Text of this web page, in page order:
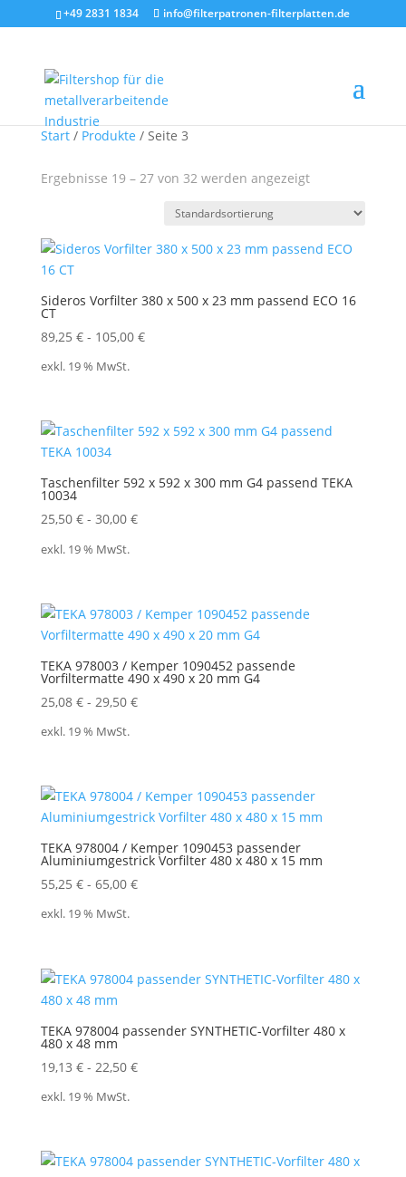
+49 2831 1834 info@filterpatronen-filterplatten.de
Start/ Produkte / Seite 3
Ergebnisse 19 – 27 von 32 werden angezeigt
Sideros Vorfilter 380 x 500 x 23 mm passend ECO 16
CT
89,25 €- 105,00 €
exkl. 19 % MwSt.
Taschenfilter 592 x 592 x 300 mm G4 passend TEKA
10034
25,50 €- 30,00 €
exkl. 19 % MwSt.
TEKA 978003 / Kemper 1090452 passende
Vorfiltermatte 490 x 490 x 20 mm G4
25,08 €- 29,50 €
exkl. 19 % MwSt.
TEKA 978004 / Kemper 1090453 passender
Aluminiumgestrick Vorfilter 480 x 480 x 15 mm
55,25 €- 65,00 €
exkl. 19 % MwSt.
TEKA 978004 passender SYNTHETIC-Vorfilter 480 x
480 x 48 mm
19,13 €- 22,50 €
exkl. 19 % MwSt.